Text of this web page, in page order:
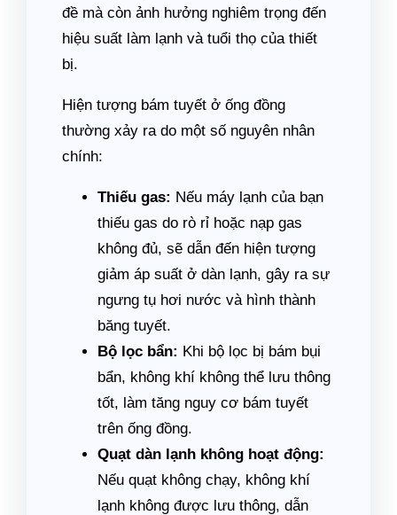
đề mà còn ảnh hưởng nghiêm trọng đến
hiệu suất làm lạnh và tuổi thọ của thiết
bị.
Hiện tượng bám tuyết ở ống đồng
thường xảy ra do một số nguyên nhân
chính:
Thiếu gas: Nếu máy lạnh của bạn
thiếu gas do rò rỉ hoặc nạp gas
không đủ, sẽ dẫn đến hiện tượng
giảm áp suất ở dàn lạnh, gây ra sự
ngưng tụ hơi nước và hình thành
băng tuyết.
Bộ lọc bẩn: Khi bộ lọc bị bám bụi
bẩn, không khí không thể lưu thông
tốt, làm tăng nguy cơ bám tuyết
trên ống đồng.
Quạt dàn lạnh không hoạt động:
Nếu quạt không chạy, không khí
lạnh không được lưu thông, dẫn